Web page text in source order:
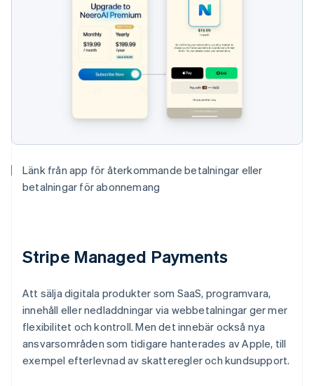
Länk från app för återkommande betalningar eller
betalningar för abonnemang
Stripe Managed Payments
Att sälja digitala produkter som SaaS, programvara,
innehåll eller nedladdningar via webbetalningar ger mer
flexibilitet och kontroll. Men det innebär också nya
ansvarsområden som tidigare hanterades av Apple, till
exempel efterlevnad av skatteregler och kundsupport.